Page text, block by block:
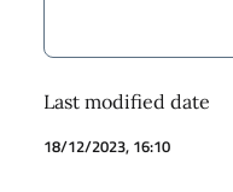
Last modified date
18/12/2023, 16:10